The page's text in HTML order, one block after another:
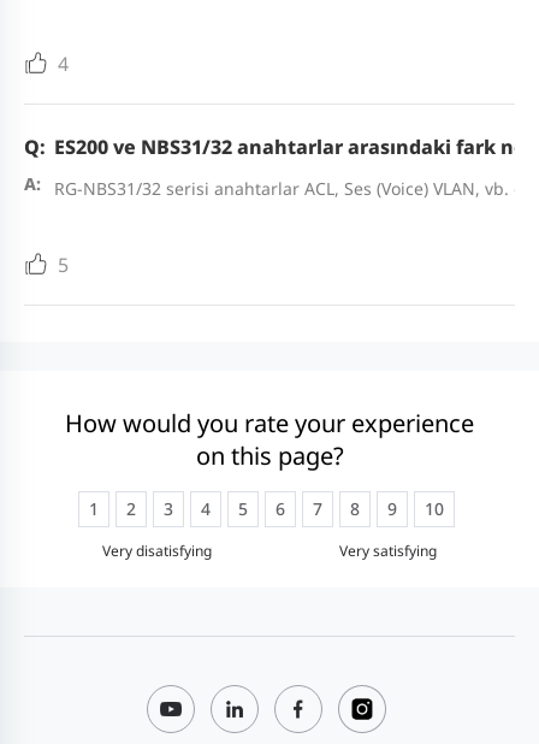
4
ES200 ve NBS31/32 anahtarlar arasındaki fark
RG-NBS31/32 serisi anahtarlar ACL, Ses (Voice) VLAN, vb.
5
How would you rate your experience
on this page?
Very disatisfying
1 2 3 4 5 6 7 8 9 10
Very satisfying